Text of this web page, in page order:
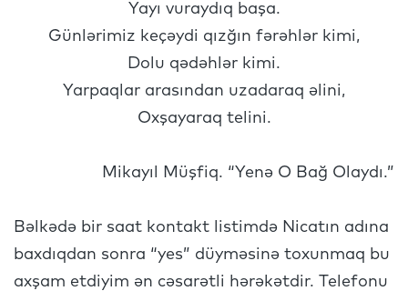
Yayı vuraydıq başa.
Günlərimiz keçəydi qızğın fərəhlər kimi,
Dolu qədəhlər kimi.
Yarpaqlar arasından uzadaraq əlini,
Oxşayaraq telini.
Mikayıl Müşfiq. “Yenə O Bağ Olaydı.”
Bəlkədə bir saat kontakt listimdə Nicatın adına
baxdıqdan sonra “yes” düyməsinə toxunmaq bu
axşam etdiyim ən cəsarətli hərəkətdir. Telefonu